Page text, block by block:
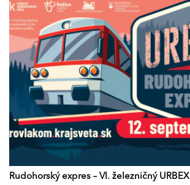
Rudohorský expres – VI. železničný URBEX